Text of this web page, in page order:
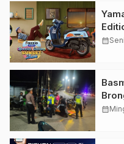
calendar_month
calendar_month